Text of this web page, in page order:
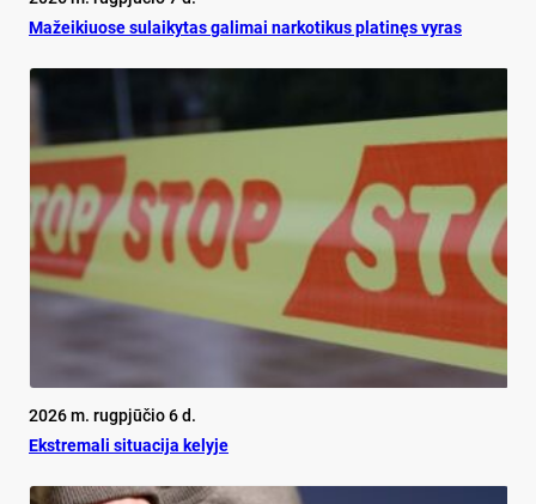
Mažeikiuose sulaikytas galimai narkotikus platinęs vyras
2026 m. rugpjūčio 6 d.
Ekst­re­ma­li si­tua­ci­ja ke­ly­je